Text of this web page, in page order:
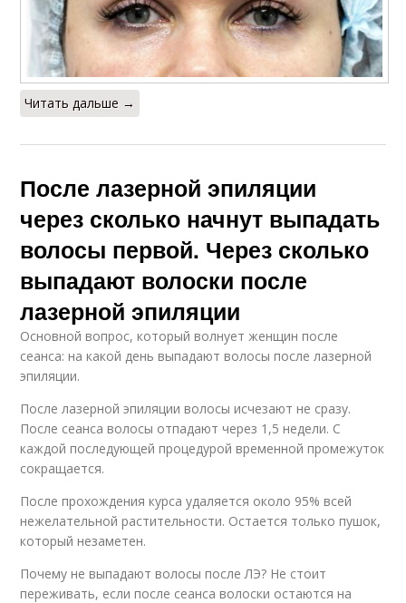
Читать дальше →
После лазерной эпиляции
через сколько начнут выпадать
волосы первой. Через сколько
выпадают волоски после
лазерной эпиляции
Основной вопрос, который волнует женщин после
сеанса: на какой день выпадают волосы после лазерной
эпиляции.
После лазерной эпиляции волосы исчезают не сразу.
После сеанса волосы отпадают через 1,5 недели. С
каждой последующей процедурой временной промежуток
сокращается.
После прохождения курса удаляется около 95% всей
нежелательной растительности. Остается только пушок,
который незаметен.
Почему не выпадают волосы после ЛЭ? Не стоит
переживать, если после сеанса волоски остаются на